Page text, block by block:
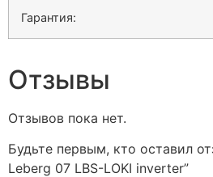
Гарантия:
Отзывы
Отзывов пока нет.
Будьте первым, кто оставил
Leberg 07 LBS-LOKI inverter”